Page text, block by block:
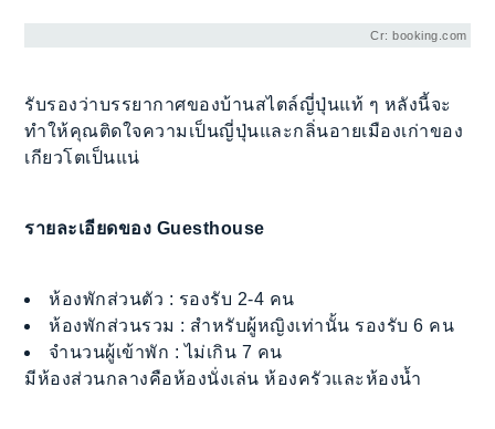
Cr: booking.com
รับรองว่าบรรยากาศของบ้านสไตล์ญี่ปุ่นแท้ ๆ หลังนี้จะ
ทำให้คุณติดใจความเป็นญี่ปุ่นและกลิ่นอายเมืองเก่าของ
เกียวโตเป็นแน่
รายละเอียดของ Guesthouse
ห้องพักส่วนตัว : รองรับ 2-4 คน
ห้องพักส่วนรวม : สำหรับผู้หญิงเท่านั้น รองรับ 6 คน
จำนวนผู้เข้าพัก : ไม่เกิน 7 คน
มีห้องส่วนกลางคือห้องนั่งเล่น ห้องครัวและห้องน้ำ